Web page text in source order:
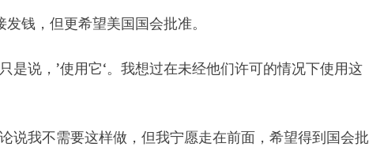
钱，但更希望美国国会批准。
是说，’使用它‘。我想过在未经他们许可的情况下使用这
说我不需要这样做，但我宁愿走在前面，希望得到国会批